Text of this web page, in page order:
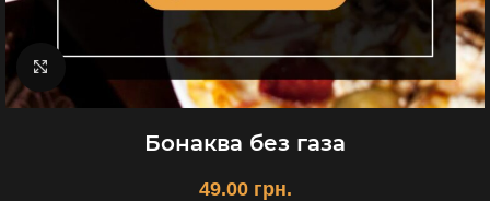
Бонаква без газа
49.00 грн.